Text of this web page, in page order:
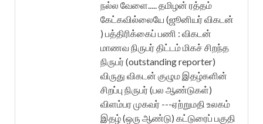
நல்ல வேளை..... தமிழன் ரத்தம்
கேட்கவில்லையே (ஜூனியர் விகடன்
) பத்திரிக்கைப் பணி : விகடன்
மாணவ நிருபர் திட்டம் மிகச் சிறந்த
நிருபர் (outstanding reporter)
விருது விகடன் குழும இதழ்களின்
சிறப்பு நிருபர் (பல ஆண்டுகள்)
விளம்பர முகவர் ---ஏற்றுமதி உலகம்
இதழ் (ஒரு ஆண்டு) கட்டுரைப் பகுதி